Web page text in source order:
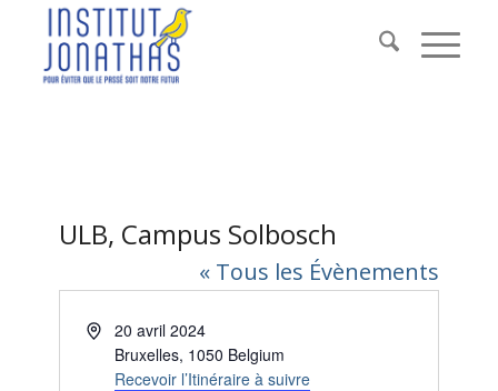
ULB, Campus Solbosch
« Tous les Évènements
Adresse20 avril 2024
Bruxelles, 1050 Belgium
Recevoir l’Itinéraire à suivre